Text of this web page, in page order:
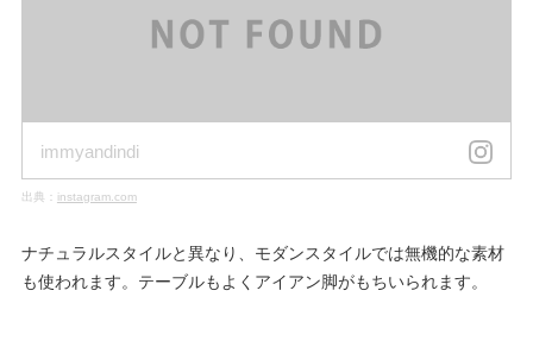
immyandindi
出典： instagram.com
ナチュラルスタイルと異なり、モダンスタイルでは無機的な素材
も使われます。テーブルもよくアイアン脚がもちいられます。